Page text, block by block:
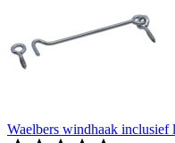
Waelbers windhaak inclusief